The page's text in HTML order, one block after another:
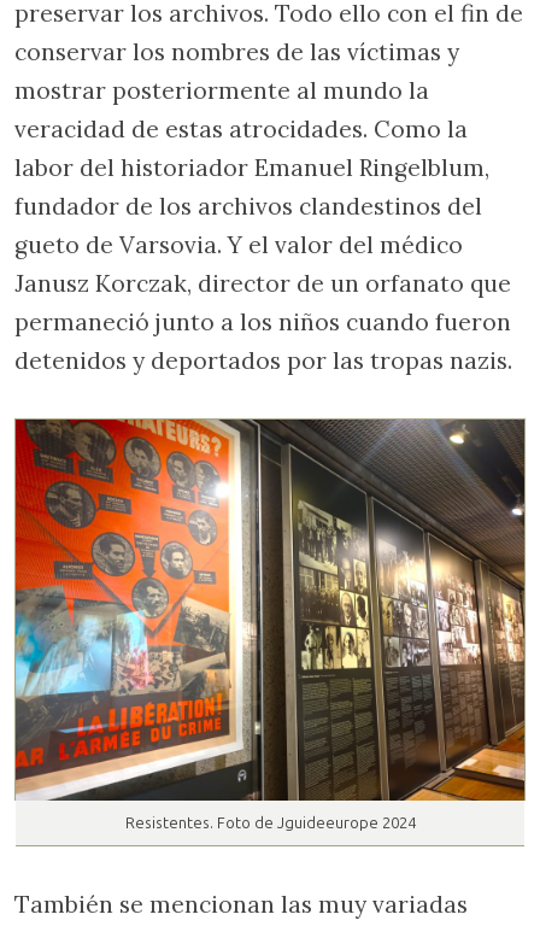
preservar los archivos. Todo ello con el fin de
conservar los nombres de las víctimas y
mostrar posteriormente al mundo la
veracidad de estas atrocidades. Como la
labor del historiador Emanuel Ringelblum,
fundador de los archivos clandestinos del
gueto de Varsovia. Y el valor del médico
Janusz Korczak, director de un orfanato que
permaneció junto a los niños cuando fueron
detenidos y deportados por las tropas nazis.
Resistentes. Foto de Jguideeurope 2024
También se mencionan las muy variadas